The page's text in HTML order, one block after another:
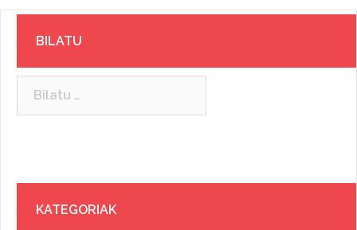
BILATU
KATEGORIAK